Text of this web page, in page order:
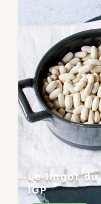
Le lingot du
IGP